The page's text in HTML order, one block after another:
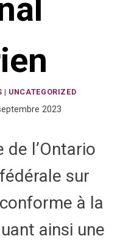
| UNCATEGORIZED
2023
de l’Ontario
sur
à la
ainsi une